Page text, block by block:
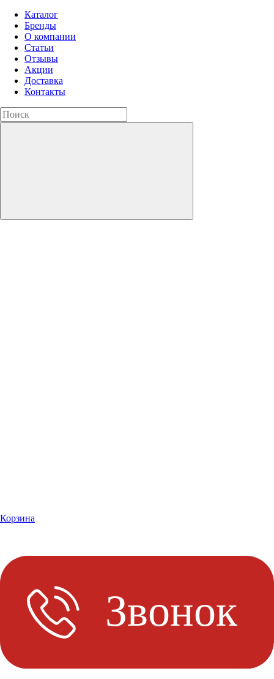
Каталог
Бренды
О компании
Статьи
Отзывы
Акции
Доставка
Контакты
Корзина